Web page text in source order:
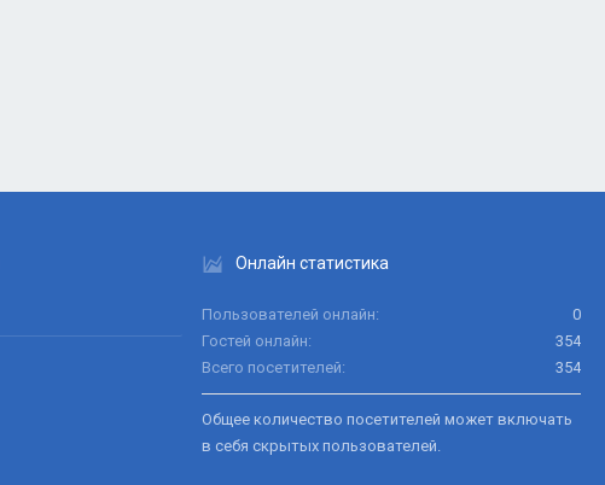
Онлайн статистика
Пользователей онлайн
0
Гостей онлайн
354
Всего посетителей
354
Общее количество посетителей может включать
в себя скрытых пользователей.